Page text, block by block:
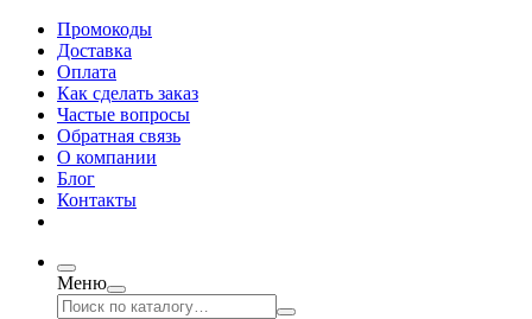
Промокоды
Доставка
Оплата
Как сделать заказ
Частые вопросы
Обратная связь
О компании
Блог
Контакты
Меню